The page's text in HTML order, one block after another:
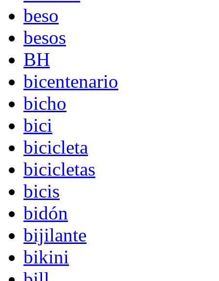
beso
besos
BH
bicentenario
bicho
bici
bicicleta
bicicletas
bicis
bidón
bijilante
bikini